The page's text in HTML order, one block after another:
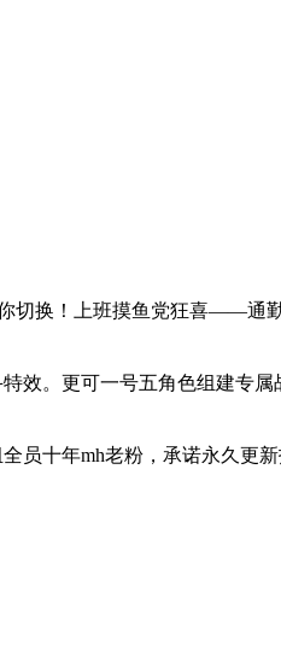
切换！上班摸鱼党狂喜——通
效。更可一号五角色组建专属
员十年mh老粉，承诺永久